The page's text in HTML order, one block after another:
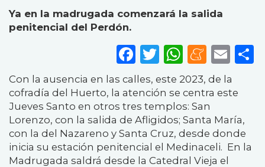
Ya en la madrugada comenzará la salida
penitencial del Perdón.
Facebook
Twitter
Con la ausencia en las calles, este 2023, de la
cofradía del Huerto, la atención se centra este
Jueves Santo en otros tres templos: San
Lorenzo, con la salida de Afligidos; Santa María,
con la del Nazareno y Santa Cruz, desde donde
inicia su estación penitencial el Medinaceli. En la
Madrugada saldrá desde la Catedral Vieja el